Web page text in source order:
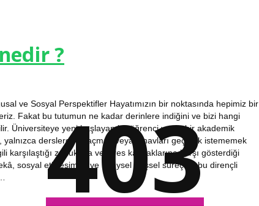
?
ve Sosyal Perspektifler Hayatımızın bir noktasında hepimiz bir
Fakat bu tutumun ne kadar derinlere indiğini ve bizi hangi
Üniversiteye yeni başlayan bir öğrenci ya da bir akademik
derslerden kaçmak veya sınavları geçmek istememek
zorluklara ve stres kaynaklarına karşı gösterdiği
sosyal etkileşimler ve bireysel bilişsel süreçler, bu dirençli
403